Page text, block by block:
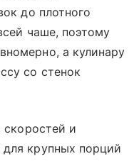
до плотного
чаше, поэтому
а кулинару
со стенок
скоростей и
крупных порций